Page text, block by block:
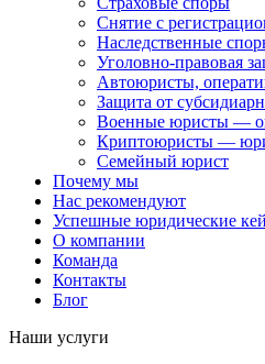
Снятие с
Наследственные
Уголовно-правовая
Автоюристы,
Защита от
Военные юристы —
Криптоюристы —
Семейный юрист
Почему мы
Нас рекомендуют
Успешные юридические
О компании
Команда
Контакты
Блог
Наши услуги